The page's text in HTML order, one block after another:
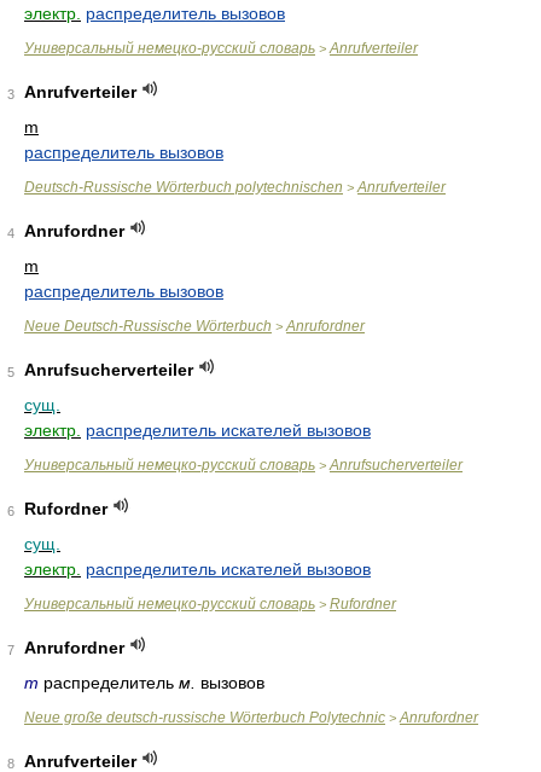
электр. распределитель вызовов
Универсальный немецко-русский словарь > Anrufverteiler
3
Anrufverteiler
m
распределитель вызовов
Deutsch-Russische Wörterbuch polytechnischen > Anrufverteiler
4
Anrufordner
m
распределитель вызовов
Neue Deutsch-Russische Wörterbuch > Anrufordner
5
Anrufsucherverteiler
сущ.
электр. распределитель искателей вызовов
Универсальный немецко-русский словарь > Anrufsucherverteiler
6
Rufordner
сущ.
электр. распределитель искателей вызовов
Универсальный немецко-русский словарь > Rufordner
7
Anrufordner
m распределитель м. вызовов
Neue große deutsch-russische Wörterbuch Polytechnic > Anrufordner
8
Anrufverteiler